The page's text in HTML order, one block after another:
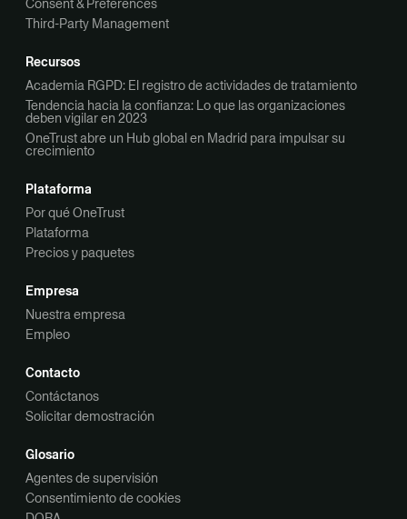
Third-Party Management
Recursos
Academia RGPD: El registro de actividades de tratamiento
Tendencia hacia la confianza: Lo que las organizaciones
deben vigilar en 2023
OneTrust abre un Hub global en Madrid para impulsar su
crecimiento
Plataforma
Por qué OneTrust
Plataforma
Precios y paquetes
Empresa
Nuestra empresa
Empleo
Contacto
Contáctanos
Solicitar demostración
Glosario
Agentes de supervisión
Consentimiento de cookies